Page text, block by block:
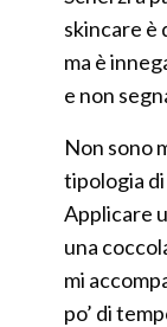
skincare è
ma è
e non
Non sono
tipologia
Applicare
una
mi
po’ di